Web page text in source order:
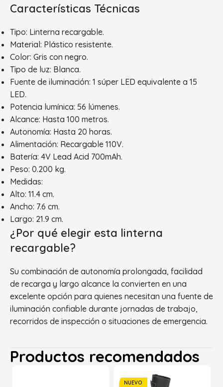
Características Técnicas
Tipo: Linterna recargable.
Material: Plástico resistente.
Color: Gris con negro.
Tipo de luz: Blanca.
Fuente de iluminación: 1 súper LED equivalente a 15
LED.
Potencia lumínica: 56 lúmenes.
Alcance: Hasta 100 metros.
Autonomía: Hasta 20 horas.
Alimentación: Recargable 110V.
Batería: 4V Lead Acid 700mAh.
Peso: 0.200 kg.
Medidas:
Alto: 11.4 cm.
Ancho: 7.6 cm.
Largo: 21.9 cm.
¿Por qué elegir esta linterna
recargable?
Su combinación de autonomía prolongada, facilidad
de recarga y largo alcance la convierten en una
excelente opción para quienes necesitan una fuente de
iluminación confiable durante jornadas de trabajo,
recorridos de inspección o situaciones de emergencia.
Productos recomendados
NUEVO